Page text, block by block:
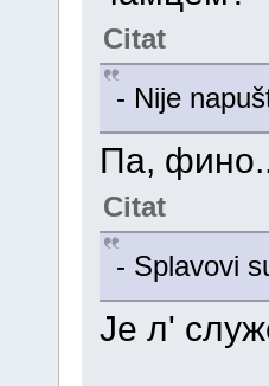
Citat
- Nije
Па,
Citat
- Splavovi
Је л'